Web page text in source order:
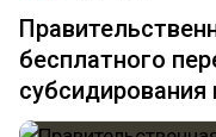
бесплатного